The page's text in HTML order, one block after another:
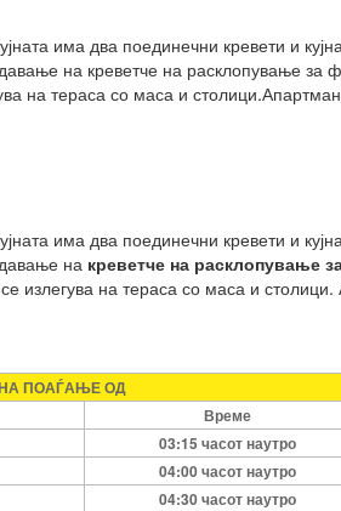
има два поединечни кревети и
на креветче на расклопување за
на тераса со маса и
има два поединечни кревети и
на креветче на расклопување
излегува на тераса со маса и
ПОАЃАЊЕ ОД
Време
03:15 часот наутро
04:00часот наутро
04:30часот наутро